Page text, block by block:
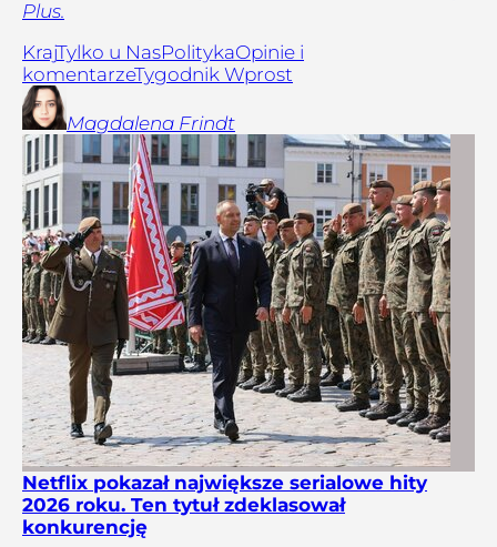
Plus.
KrajTylko u NasPolitykaOpinie i
komentarzeTygodnik Wprost
Magdalena Frindt
Netflix pokazał największe serialowe hity
2026 roku. Ten tytuł zdeklasował
konkurencję